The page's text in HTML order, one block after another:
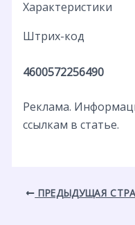
Характеристики
Штрих-код
4600572256490
Реклама.
ссылкам в статье.
ПРЕДЫДУЩАЯ